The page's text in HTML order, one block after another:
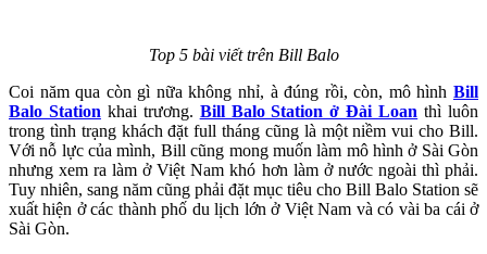
Top 5 bài viết trên Bill Balo
Coi năm qua còn gì nữa không nhỉ, à đúng rồi, còn, mô hình Bill
Balo Station khai trương. Bill Balo Station ở Đài Loan thì luôn
trong tình trạng khách đặt full tháng cũng là một niềm vui cho Bill.
Với nỗ lực của mình, Bill cũng mong muốn làm mô hình ở Sài Gòn
nhưng xem ra làm ở Việt Nam khó hơn làm ở nước ngoài thì phải.
Tuy nhiên, sang năm cũng phải đặt mục tiêu cho Bill Balo Station sẽ
xuất hiện ở các thành phố du lịch lớn ở Việt Nam và có vài ba cái ở
Sài Gòn.